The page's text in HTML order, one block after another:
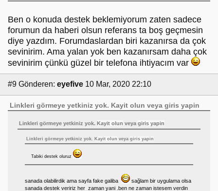
Ben o konuda destek beklemiyorum zaten sadece
forumun da haberi olsun referans ta boş geçmesin
diye yazdım. Forumdaslardan biri kazanırsa da çok
sevinirim. Ama yalan yok ben kazanırsam daha çok
sevinirim çünkü güzel bir telefona ihtiyacım var
#9 Gönderen: eyefive 10 Mar, 2020 22:10
Linkleri görmeye yetkiniz yok. Kayit olun veyagiris yapin
Linkleri görmeye yetkiniz yok.Kayit olun veyagiris yapin
Linkleri görmeye yetkiniz yok. Kayit olun veyagiris yapin
Tabiki destek oluruz
sanada olabilirdik ama sayfa fake galiba
sağlam bir uygulama olsa
sanada destek veririz her zaman yani .ben ne zaman istesem verdin